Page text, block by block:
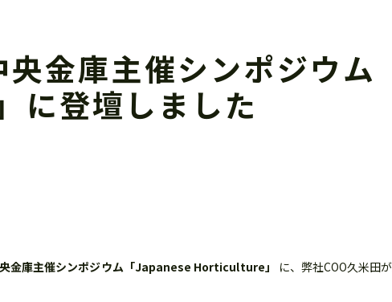
央金庫主催シンポジウム
登壇しました
金庫主催シンポジウム「Japanese Horticulture」
に、弊社COO久米田